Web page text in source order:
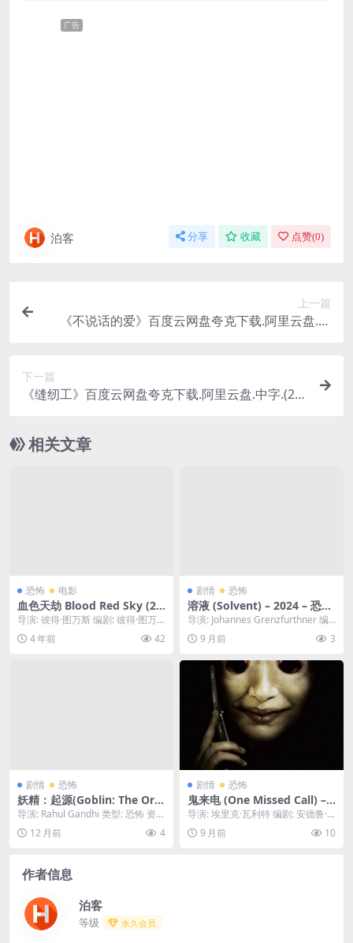
广告
泊客 分享 收藏 点赞(0)
上一篇
《不说话的爱》百度云网盘夸克下载.阿里云盘.中
下一篇
《缝纫工》百度云网盘夸克下载.阿里云盘.中字.(20
相关文章
恐怖 电影
血色天劫 Blood Red Sky (20
21) 1080中字
导演: 彼得·图万斯 编剧: 彼得·图万
斯 / Stefan Holtz 主演:...
4 年前 42
剧情 恐怖
溶液 (Solvent) – 2024 – 恐
怖/惊悚 – 夸克网盘/百度网盘/
迅雷网盘免费下载🇦🇹一个团队
在奥地利一座废弃农舍寻找纳
藏在深处的、有感知能力的古
老邪恶“溶液”。🇦🇹｜ AT
导演: Johannes Grenzfurthner 编
剧: Johannes ...
9 月前 3
剧情 恐怖
妖精：起源(Goblin: The Orig
in)-2025-恐怖/奇幻-免费下载
👹一部讲述欧洲民间传说“妖
精”起源的恐怖片，当一个考古
精，将重返人间👹｜
导演: Rahul Gandhi 类型: 恐怖 资源
下载：妖精：起源下载阿里云盘...
12 月前 4
剧情 恐怖
鬼来电 (One Missed Call) – 2
008 – 恐怖/悬疑 – 夸克网盘免
费下载
导演: 埃里克·瓦利特 编剧: 安德鲁·
克拉万 / 美轮和音 / 秋元康 又名:...
9 月前 10
作者信息
泊客
等级 永久会员